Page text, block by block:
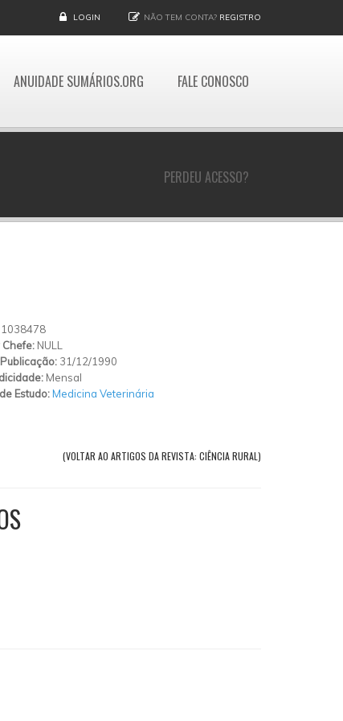
LOGIN NÃO TEM CONTA? REGISTRO
ANUIDADE SUMÁRIOS.ORG FALE CONOSCO
PERDEU ACESSO?
1038478
Chefe: NULL
31/12/1990
Mensal
Estudo:Medicina Veterinária
(VOLTAR AO ARTIGOS DA REVISTA: CIÊNCIA RURAL)